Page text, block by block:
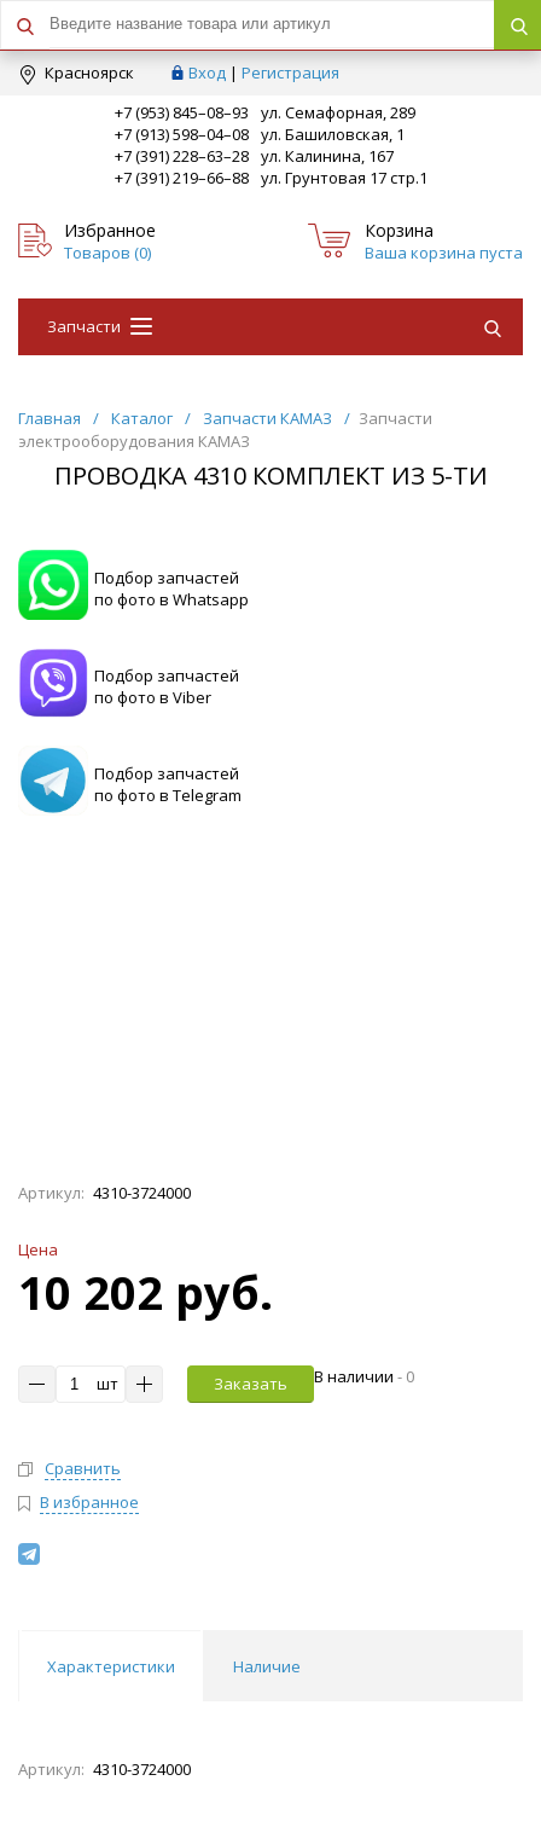
Краcноярск Вход | Регистрация
+7 (953) 845–08–93
ул. Семафорная, 289
+7 (913) 598–04–08 ул. Башиловская, 1
+7 (391) 228–63–28 ул. Калинина, 167
+7 (391) 219–66–88 ул. Грунтовая 17 стр.1
Избранное
Товаров (0)
Корзина
Ваша корзина пуста
Запчасти
Главная / Каталог / Запчасти КАМАЗ / Запчасти
электрооборудования КАМАЗ
ПРОВОДКА 4310 КОМПЛЕКТ ИЗ 5-ТИ
Подбор запчастей
по фото в Whatsapp
Подбор запчастей
по фото в Viber
Подбор запчастей
по фото в Telegram
Артикул: 4310-3724000
Цена
10 202 руб.
шт Заказать В наличии - 0
Сравнить
В избранное
Характеристики Наличие
Артикул: 4310-3724000